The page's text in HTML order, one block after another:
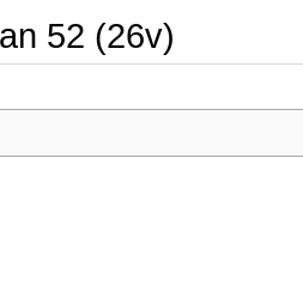
52 (26v)